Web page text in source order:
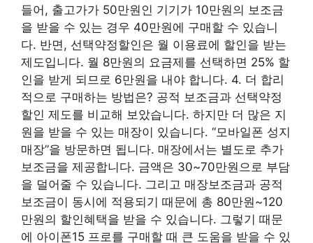
들어, 출고가가 50만원인 기기가 10만원의 보조금
을 받을 수 있는 경우 40만원에 구매할 수 있습니
다. 반면, 선택약정할인은 월 이용료에 할인을 받는
제도입니다. 월 8만원의 요금제를 선택하면 25% 할
인을 받게 되므로 6만원을 내야 합니다. 4. 더 합리
적으로 구매하는 방법은? 공적 보조금과 선택약정
할인 제도를 비교해 보았습니다. 하지만 더 많은 지
원을 받을 수 있는 매장이 있습니다. “모바일폰 성지
매장”을 방문하면 됩니다. 매장에서는 별도로 추가
보조금을 제공합니다. 금액은 30~70만원으로 부담
을 덜어줄 수 있습니다. 그리고 매장보조금과 공적
보조금이 동시에 적용되기 때문에 총 80만원~120
만원의 할인혜택을 받을 수 있습니다. 그렇기 때문
에 아이폰15 프로를 구매할 때 큰 도움을 받을 수 있